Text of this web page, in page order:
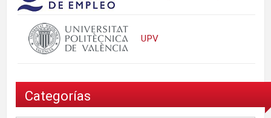
UPV
Categorías